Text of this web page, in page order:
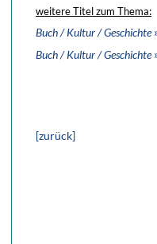
weitere Titel zum Thema:
Buch / Kultur / Geschichte
Buch / Kultur / Geschichte
[zurück]